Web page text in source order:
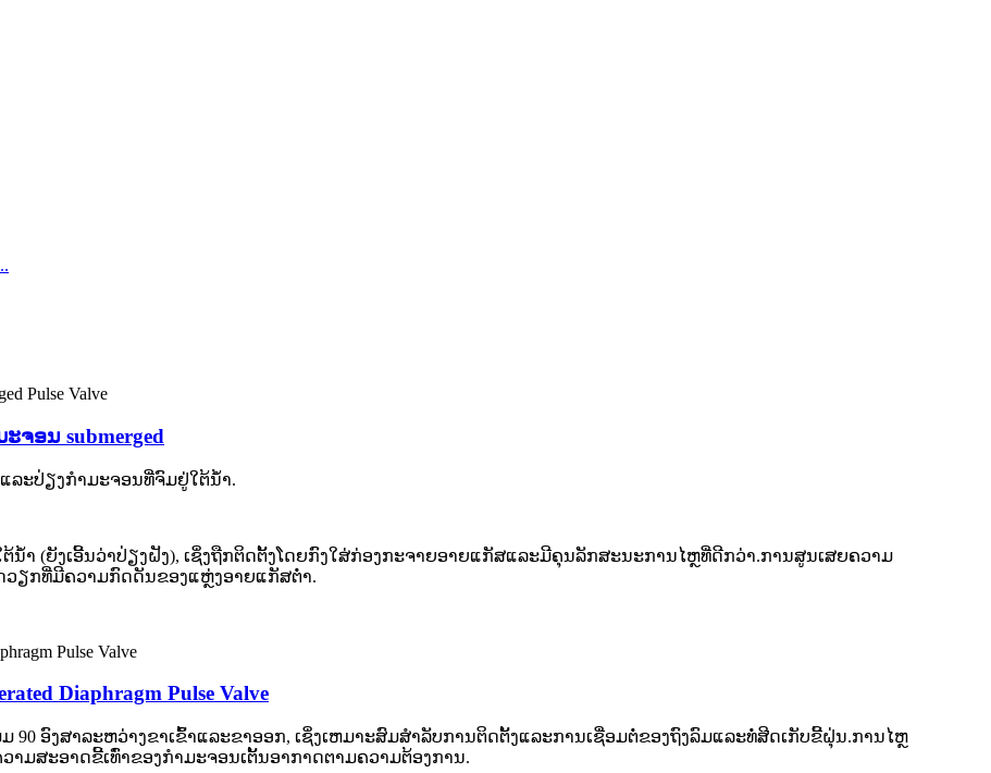
ຈອນ submerged
ລະປ່ຽງກໍາມະຈອນທີ່ຈົມຢູ່ໃຕ້ນໍ້າ.
ນ້ໍາ (ຍັງເອີ້ນວ່າປ່ຽງຝັງ), ເຊິ່ງຖືກຕິດຕັ້ງໂດຍກົງໃສ່ກ່ອງກະຈາຍອາຍແກັສແລະມີຄຸນລັກສະນະການໄຫຼທີ່ດີກວ່າ.ການສູນເສຍຄວາມ
ວຽກທີ່ມີຄວາມກົດດັນຂອງແຫຼ່ງອາຍແກັສຕ່ໍາ.
Diaphragm Pulse Valve
90 ອົງສາລະຫວ່າງຂາເຂົ້າແລະຂາອອກ, ເຊິ່ງເຫມາະສົມສໍາລັບການຕິດຕັ້ງແລະການເຊື່ອມຕໍ່ຂອງຖົງລົມແລະທໍ່ສີດເກັບຂີ້ຝຸ່ນ.ການໄຫຼ
ມສະອາດຂີ້ເທົ່າຂອງກໍາມະຈອນເຕັ້ນອາກາດຕາມຄວາມຕ້ອງການ.